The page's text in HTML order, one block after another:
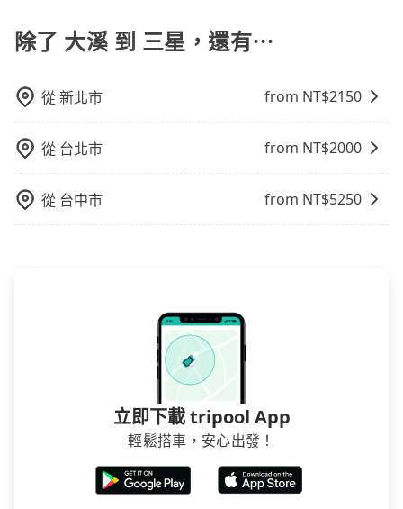
並事先透過官網的線上客服洽詢，確認沒問題再下訂。
身行李與兩個30吋行李箱 五人座休旅車可乘坐四位乘
客，並可攜帶四個隨身行李與三個30吋行李箱 九人座廂
吋行李箱。 為了確保行車安全及遵守相關法規，我們不
據情況收取微搬家費用，費用在300至500元之間。
除了 大溪 到 三星，還有⋯
從新北市 from NT$2150
從 台北市 from NT$2000
從 台中市 from NT$5250
立即下載 tripool App
輕鬆搭車，安心出發！